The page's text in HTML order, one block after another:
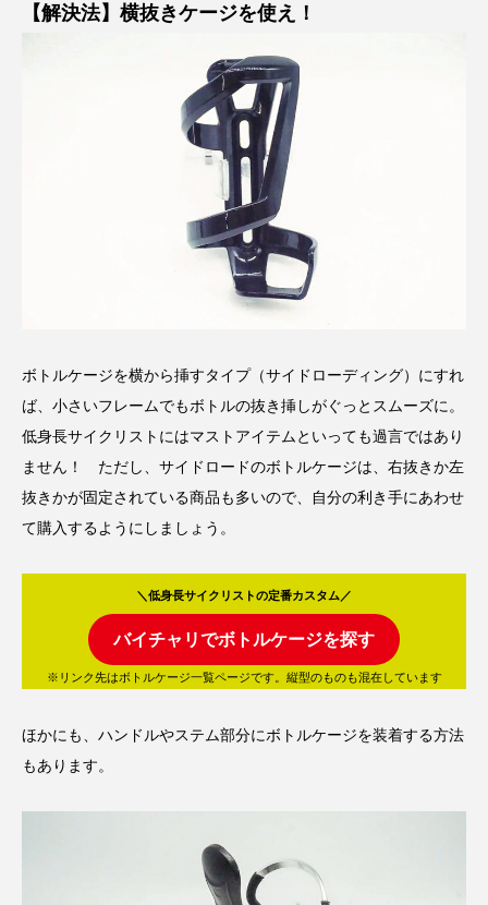
【解決法】横抜きケージを使え！
ボトルケージを横から挿すタイプ（サイドローディング）にすれ
ば、小さいフレームでもボトルの抜き挿しがぐっとスムーズに。
低身長サイクリストにはマストアイテムといっても過言ではあり
ません！ ただし、サイドロードのボトルケージは、右抜きか左
抜きかが固定されている商品も多いので、自分の利き手にあわせ
て購入するようにしましょう。
＼低身長サイクリストの定番カスタム／
バイチャリでボトルケージを探す
※リンク先はボトルケージ一覧ページです。縦型のものも混在しています
ほかにも、ハンドルやステム部分にボトルケージを装着する方法
もあります。